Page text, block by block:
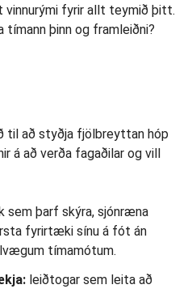
fyrir allt teymið þitt.
tímann þinn og framleiðni?
til að styðja fjölbreyttan hóp
á að verða fagaðilar og vill
sem þarf skýra, sjónræna
fyrirtæki sínu á fót án
tímamótum.
leiðtogar sem leita að